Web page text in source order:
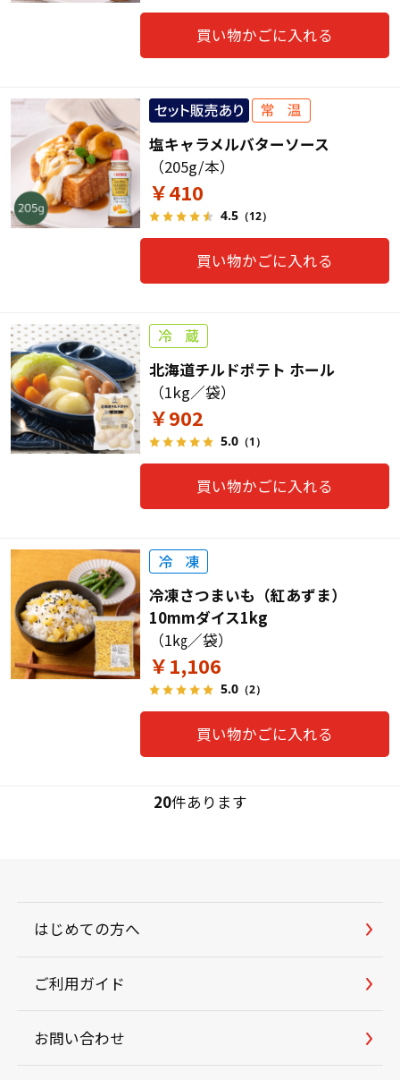
買い物かごに入れる
塩キャラメルバターソース
（205g/本）
￥410
4.5（12）
買い物かごに入れる
北海道チルドポテト ホール
（1kg／袋）
￥902
5.0（1）
買い物かごに入れる
冷凍さつまいも（紅あずま）
10mmダイス1kg
（1㎏／袋）
￥1,106
5.0（2）
買い物かごに入れる
20件あります
はじめての方へ
ご利用ガイド
お問い合わせ